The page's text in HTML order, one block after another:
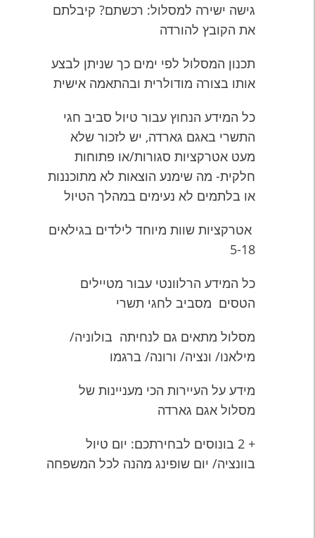
גישה ישירה למסלול: רכשתם? קיבלתם
את הקובץ להורדה
תכנון המסלול לפי ימים כך שניתן לבצע
אותו בצורה מודולרית ובהתאמה אישית
כל המידע הנחוץ עבור טיול סביב חגי
התשרי באגם גארדה, יש לזכור שלא
מעט אטרקציות סגורות/או פתוחות
חלקית- מה שימנע הוצאות לא מתוכננות
או בלתמים לא נעימים במהלך הטיול
אטרקציות שוות מיוחד לילדים בגילאים
5-18
כל המידע הרלוונטי עבור מטיילים
הטסים מסביב לחגי תשרי
מסלול מתאים גם לנחיתה בולוניה/
מילאנו/ ונציה/ ורונה/ ברגמו
מידע על העיירות הכי מעניינות של
מסלול אגם גארדה
+ 2 בונוסים לבחירתכם: יום טיול
בוונציה/ יום שופינג מהנה לכל המשפחה